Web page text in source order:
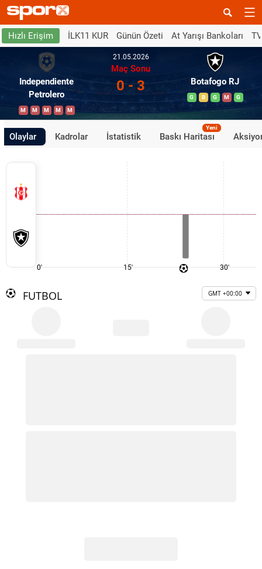
Hızlı Erişim İLK11 KUR Günün Özeti At Yarışı Bankoları
Independiente
Petrolero
M M M M M
21.05.2026
Maç Sonu
0 - 3 Botafogo RJ
G B G M G
Olaylar Kadrolar İstatistik Baskı Haritası
Yeni
0' 15' 30'
FUTBOL GMT +00:00